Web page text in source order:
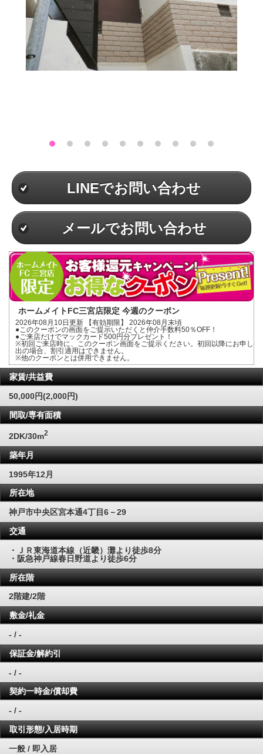
LINEでお問い合わせ
メールでお問い合わせ
ホームメイトFC三宮店限定 今週のクーポン
2026年08月10日更新 【有効期限】 2026年08月末頃
●このクーポンの画面をご提示いただくと仲介手数料50％OFF！
●ご来店だけでマックカード500円分プレゼント！
※初回ご来店時に、このクーポン画面をご提示ください。初回以降にお申し
出の場合、割引適用はできません。
※他のクーポンとは併用できません。
家賃/共益費
50,000円(2,000円)
間取/専有面積
2DK/30m2
築年月
1995年12月
所在地
神戸市中央区宮本通4丁目6－29
交通
・ＪＲ東海道本線（近畿）灘より徒歩8分
・阪急神戸線春日野道より徒歩6分
所在階
2階建/2階
敷金/礼金
- / -
保証金/解約引
- / -
契約一時金/償却費
- / -
取引形態/入居時期
一般 / 即入居